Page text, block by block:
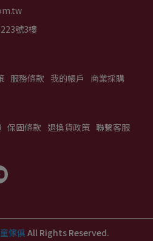
號3樓
服務條款 我的帳戶 商業採購
保固條款 退換貨政策 聯繫客服
傢俱 All Rights Reserved.